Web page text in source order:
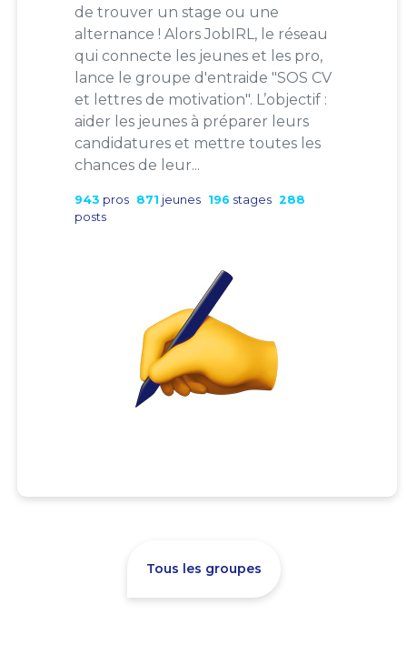
de trouver un stage ou une
alternance ! Alors JobIRL, le réseau
qui connecte les jeunes et les pro,
lance le groupe d'entraide "SOS CV
et lettres de motivation". L’objectif :
aider les jeunes à préparer leurs
candidatures et mettre toutes les
chances de leur...
943 pros 871 jeunes 196 stages 288
posts
Tous les groupes